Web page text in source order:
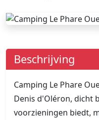
Beschrijving
Camping Le Phare
Denis d'Oléron, dicht
voorzieningen biedt,